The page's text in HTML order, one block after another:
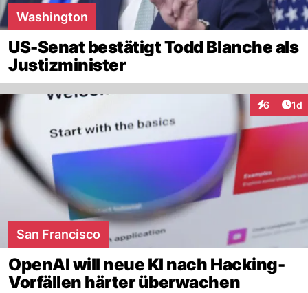
Washington
US-Senat bestätigt Todd Blanche als
Justizminister
6 1d
San Francisco
OpenAI will neue KI nach Hacking-
Vorfällen härter überwachen